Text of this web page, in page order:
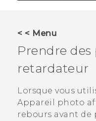
VIVERSE
ASSISTANCE
Appareils HTC &
Connexion
< < Menu
Prendre des
retardateur
Lorsque vous
Appareil photo
rebours avant de